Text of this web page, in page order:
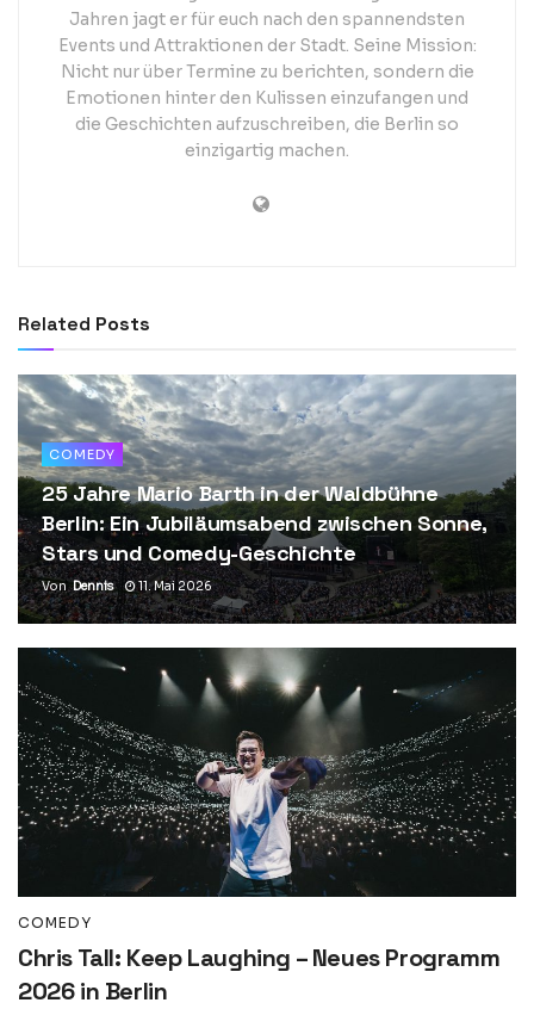
Jahren jagt er für euch nach den spannendsten
Events und Attraktionen der Stadt. Seine Mission:
Nicht nur über Termine zu berichten, sondern die
Emotionen hinter den Kulissen einzufangen und
die Geschichten aufzuschreiben, die Berlin so
einzigartig machen.
Related Posts
COMEDY
25 Jahre Mario Barth in der Waldbühne
Berlin: Ein Jubiläumsabend zwischen Sonne,
Stars und Comedy-Geschichte
Von Dennis 11. Mai 2026
COMEDY
Chris Tall: Keep Laughing – Neues Programm
2026 in Berlin